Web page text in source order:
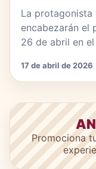
La
encabezarán el
26 de abril en
17 de abril de 2026
Promociona